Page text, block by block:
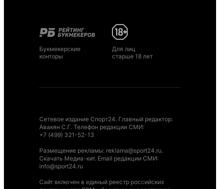
Букмекерские
конторы
Для лиц
старше 18 лет
Сетевое издание Спорт24. Главный редактор:
Авакян С.Г. Телефон редакции СМИ:
+7 (499) 321-52-13
Размещение рекламы: reklama@sport24.ru.
Скачать Медиа-кит. Email редакции СМИ:
info@sport24.ru
Сайт включен в единый реестр российских